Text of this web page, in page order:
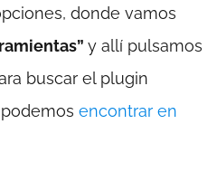
donde vamos
y allí pulsamos
buscar el plugin
encontrar en